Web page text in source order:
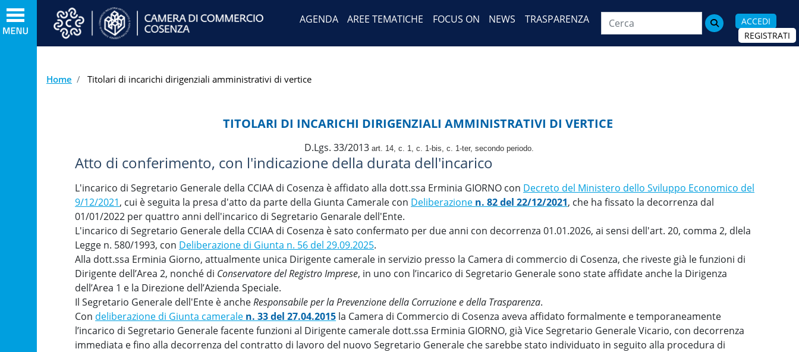
al
principale
AGENDA AREE TEMATICHE FOCUS ON NEWS TRASPARENZA 
ACCEDI
REGISTRATI
Home Titolari di incarichi dirigenziali amministrativi di vertice
TITOLARI DI INCARICHI DIRIGENZIALI AMMINISTRATIVI DI VERTICE
D.Lgs. 33/2013 art. 14, c. 1, c. 1-bis, c. 1-ter, secondo periodo.
Atto di conferimento, con l'indicazione della durata dell'incarico
L'incarico di Segretario Generale della CCIAA di Cosenza è affidato alla dott.ssa Erminia GIORNO con Decreto del Ministero dello Sviluppo Economico del
9/12/2021, cui è seguita la presa d'atto da parte della Giunta Camerale con Deliberazione n. 82 del 22/12/2021, che ha fissato la decorrenza dal
01/01/2022 per quattro anni dell'incarico di Segretario Genarale dell'Ente.
L'incarico di Segretario Generale della CCIAA di Cosenza è sato confermato per due anni con decorrenza 01.01.2026, ai sensi dell'art. 20, comma 2, dlela
Legge n. 580/1993, con Deliberazione di Giunta n. 56 del 29.09.2025.
Alla dott.ssa Erminia Giorno, attualmente unica Dirigente camerale in servizio presso la Camera di commercio di Cosenza, che riveste già le funzioni di
Dirigente dell’Area 2, nonché di Conservatore del Registro Imprese, in uno con l’incarico di Segretario Generale sono state affidate anche la Dirigenza
dell’Area 1 e la Direzione dell’Azienda Speciale.
Il Segretario Generale dell'Ente è ancheResponsabile per la Prevenzione della Corruzione e della Trasparenza.
Con deliberazione di Giunta camerale n. 33 del 27.04.2015 la Camera di Commercio di Cosenza aveva affidato formalmente e temporaneamente
l’incarico di Segretario Generale facente funzioni al Dirigente camerale dott.ssa Erminia GIORNO, già Vice Segretario Generale Vicario, con decorrenza
immediata e fino alla decorrenza del contratto di lavoro del nuovo Segretario Generale che sarebbe stato individuato in seguito alla procedura di